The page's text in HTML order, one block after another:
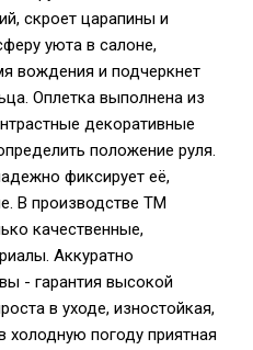
скроет царапины и
уюта в салоне,
вождения и подчеркнет
Оплетка выполнена из
декоративные
положение руля.
фиксирует её,
В производстве TM
качественные,
Аккуратно
- гарантия высокой
в уходе, изностойкая,
холодную погоду приятная